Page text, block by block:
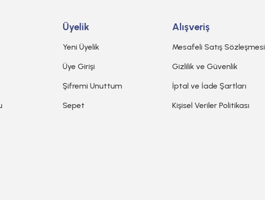
Üyelik
Yeni Üyelik
Üye Girişi
Şifremi Unuttum
Sepet
Alışveriş
Mesafeli Satış Sözleşmesi
Gizlilik ve Güvenlik
İptal ve İade Şartları
Kişisel Veriler Politikası